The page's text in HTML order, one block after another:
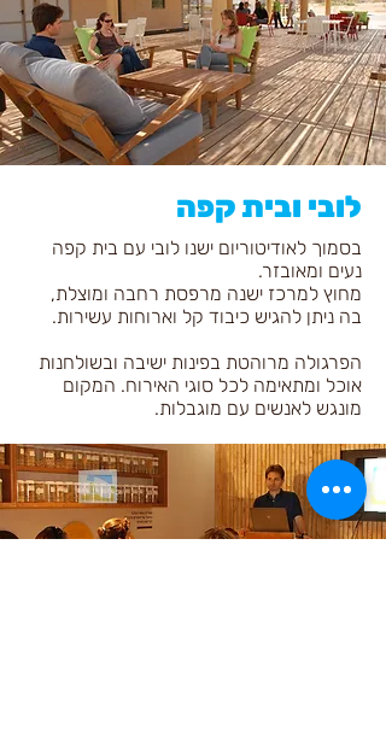
לובי ובית קפה
בסמוך לאודיטוריום ישנו לובי עם בית קפה
נעים ומאובזר.
מחוץ למרכז ישנה מרפסת רחבה ומוצלת,
בה ניתן להגיש כיבוד קל וארוחות עשירות.
הפרגולה מרוהטת בפינות ישיבה ובשולחנות
אוכל ומתאימה לכל סוגי האירוח. המקום
מונגש לאנשים עם מוגבלות.